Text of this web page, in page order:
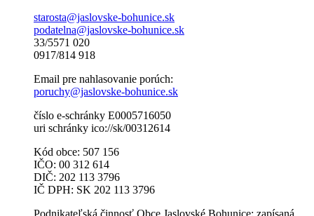
starosta@jaslovske-bohunice.sk
podatelna@jaslovske-bohunice.sk
33/5571 020
0917/814 918
Email pre nahlasovanie porúch:
poruchy@jaslovske-bohunice.sk
číslo e-schránky E0005716050
uri schránky ico://sk/00312614
Kód obce: 507 156
IČO: 00 312 614
DIČ: 202 113 3796
IČ DPH: SK 202 113 3796
Podnikateľská činnosť Obce Jaslovské Bohunice: zapísaná